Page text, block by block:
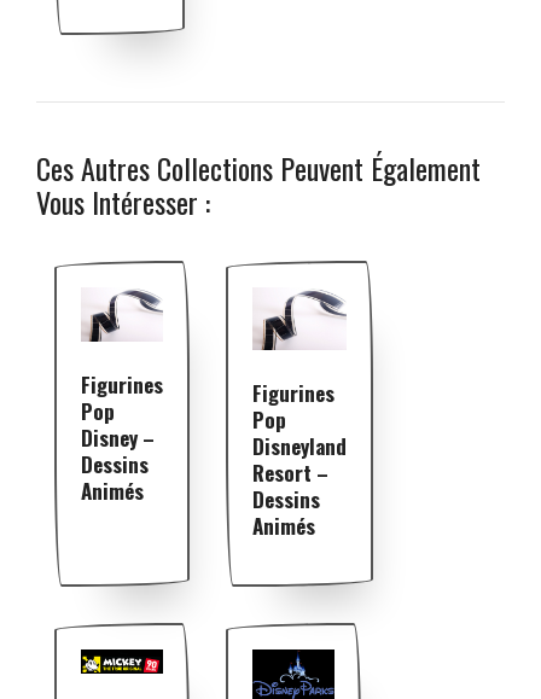
Ces Autres Collections Peuvent Également
Vous Intéresser :
Figurines
Pop
Disney –
Dessins
Animés
Figurines
Pop
Disneyland
Resort –
Dessins
Animés